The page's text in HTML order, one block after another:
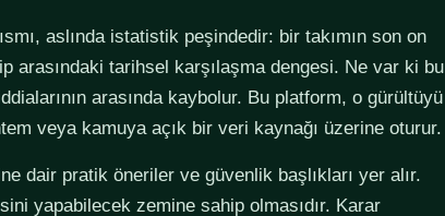
aslında istatistik peşindedir: bir takımın son on
arasındaki tarihsel karşılaşma dengesi. Ne var ki bu
arasında kaybolur. Bu platform, o gürültüyü
veya kamuya açık bir veri kaynağı üzerine oturur.
dair pratik öneriler ve güvenlik başlıkları yer alır.
yapabilecek zemine sahip olmasıdır. Karar